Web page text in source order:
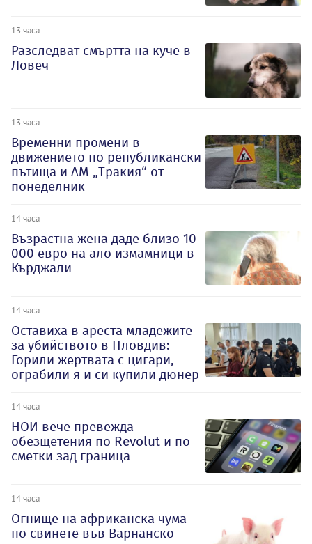
13 часа
Разследват смъртта на куче в
Ловеч
13 часа
Временни промени в
движението по републикански
пътища и АМ „Тракия“ от
понеделник
14 часа
Възрастна жена даде близо 10
000 евро на ало измамници в
Кърджали
14 часа
Оставиха в ареста младежите
за убийството в Пловдив:
Горили жертвата с цигари,
ограбили я и си купили дюнер
14 часа
НОИ вече превежда
обезщетения по Revolut и по
сметки зад граница
14 часа
Огнище на африканска чума
по свинете във Варнанско